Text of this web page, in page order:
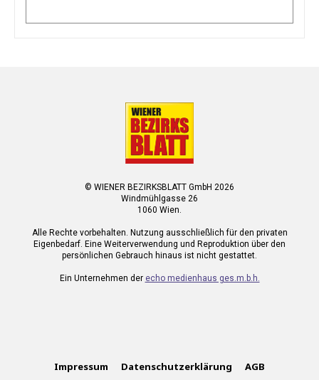
© WIENER BEZIRKSBLATT GmbH 2026
Windmühlgasse 26
1060 Wien.
Alle Rechte vorbehalten. Nutzung ausschließlich für den privaten
Eigenbedarf. Eine Weiterverwendung und Reproduktion über den
persönlichen Gebrauch hinaus ist nicht gestattet.
Ein Unternehmen der echo medienhaus ges.m.b.h.
Impressum Datenschutzerklärung AGB